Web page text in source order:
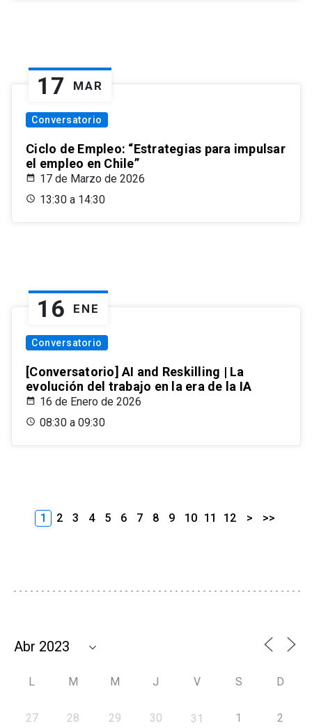
17 MAR
Conversatorio
Ciclo de Empleo: “Estrategias para impulsar
el empleo en Chile”
17 de Marzo de 2026
13:30 a 14:30
16 ENE
Conversatorio
[Conversatorio] AI and Reskilling | La
evolución del trabajo en la era de la IA
16 de Enero de 2026
08:30 a 09:30
1 2 3 4 5 6 7 8 9 10 11 12 > >>
L M M J V S D
27 28 29 30 31 1 2